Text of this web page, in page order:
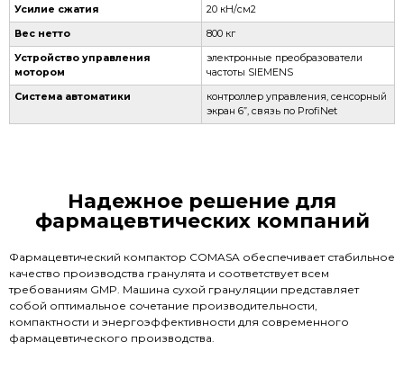
Усилие сжатия 20 кН/см2
Вес нетто 800 кг
Устройство управления
мотором
электронные преобразователи
частоты SIEMENS
Система автоматики
контроллер управления, сенсорный
экран 6”, связь по ProfiNet
Надежное решение для
фармацевтических компаний
Фармацевтический компактор COMASA обеспечивает стабильное
качество производства гранулята и соответствует всем
требованиям GMP. Машина сухой грануляции представляет
собой оптимальное сочетание производительности,
компактности и энергоэффективности для современного
фармацевтического производства.